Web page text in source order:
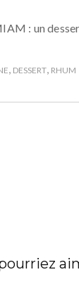
: un
, DESSERT, RHUM